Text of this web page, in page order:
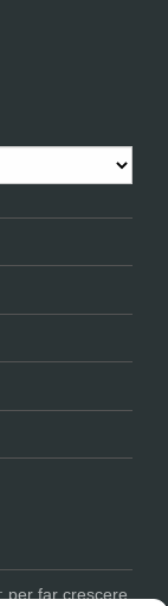
per far crescere